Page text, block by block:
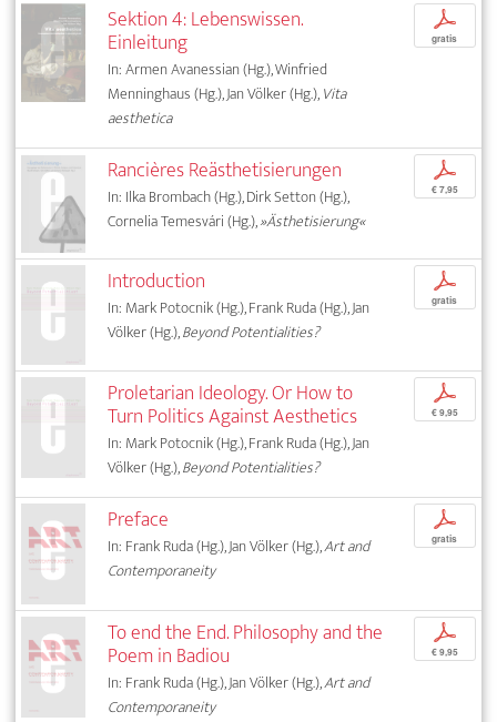
Sektion 4: Lebenswissen.
Einleitung
In: Armen Avanessian (Hg.), Winfried
Menninghaus (Hg.), Jan Völker (Hg.),Vita
aesthetica
p
gratis
Rancières Reästhetisierungen
In: Ilka Brombach (Hg.), Dirk Setton (Hg.),
Cornelia Temesvári (Hg.),»Ästhetisierung«
p
€ 7,95
Introduction
In: Mark Potocnik (Hg.), Frank Ruda (Hg.), Jan
Völker (Hg.),Beyond Potentialities?
p
gratis
Proletarian Ideology. Or How to
Turn Politics Against Aesthetics
In: Mark Potocnik (Hg.), Frank Ruda (Hg.), Jan
Völker (Hg.),Beyond Potentialities?
p
€ 9,95
Preface
In: Frank Ruda (Hg.), Jan Völker (Hg.),Art and
Contemporaneity
p
gratis
To end the End. Philosophy and the
Poem in Badiou
In: Frank Ruda (Hg.), Jan Völker (Hg.),Art and
Contemporaneity
p
€ 9,95